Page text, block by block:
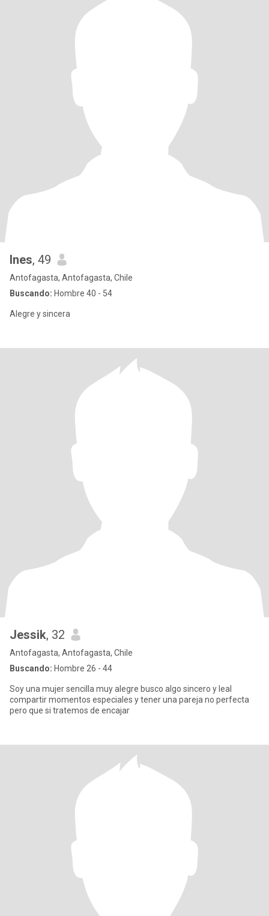
Ines, 49
Antofagasta, Antofagasta, Chile
Buscando: Hombre 40 - 54
Alegre y sincera
Jessik, 32
Antofagasta, Antofagasta, Chile
Buscando: Hombre 26 - 44
Soy una mujer sencilla muy alegre busco algo sincero y leal
compartir momentos especiales y tener una pareja no perfecta
pero que si tratemos de encajar